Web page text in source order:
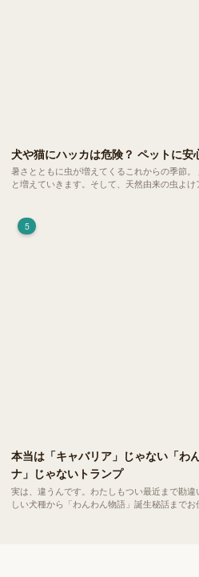
犬や猫にハッカは危険？ ペットに安
暑さとともに虫が増えてくるこれからの季節。 虫よけアイテムを使う機会もおのず
と増えていきます。そして、天然由来の虫よ
5
本当は「キャバリア」じゃない「わ
ナ」じゃないトランプ
実は、違うんです。わたしもつい最近まで勘
しい犬種から「わんわん物語」誕生秘話までお